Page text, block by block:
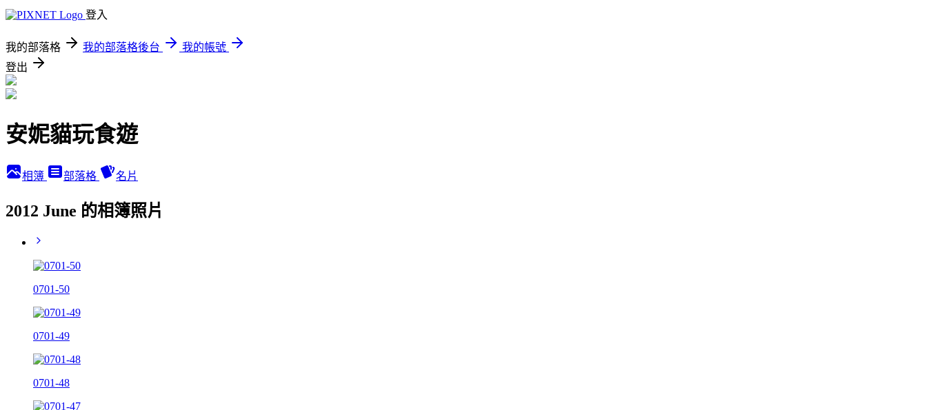
登入
我的部落格 我的部落格後台
我的帳號
登出
安妮貓玩食遊
相簿 部落格 名片
2012 June 的相簿照片
0701-50
0701-49
0701-48